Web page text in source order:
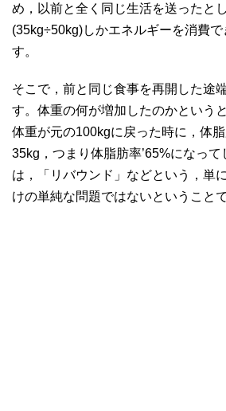
め，以前と全く同じ生活を送ったと
(35kg÷50kg)しかエネルギーを消費で
す。
そこで，前と同じ食事を再開した途
す。体重の何が増加したのかという
体重が元の100kgに戻った時に，体
35kg，つまり体脂肪率’65%になっ
は，「リバウンド」などという，単
けの単純な問題ではないということで